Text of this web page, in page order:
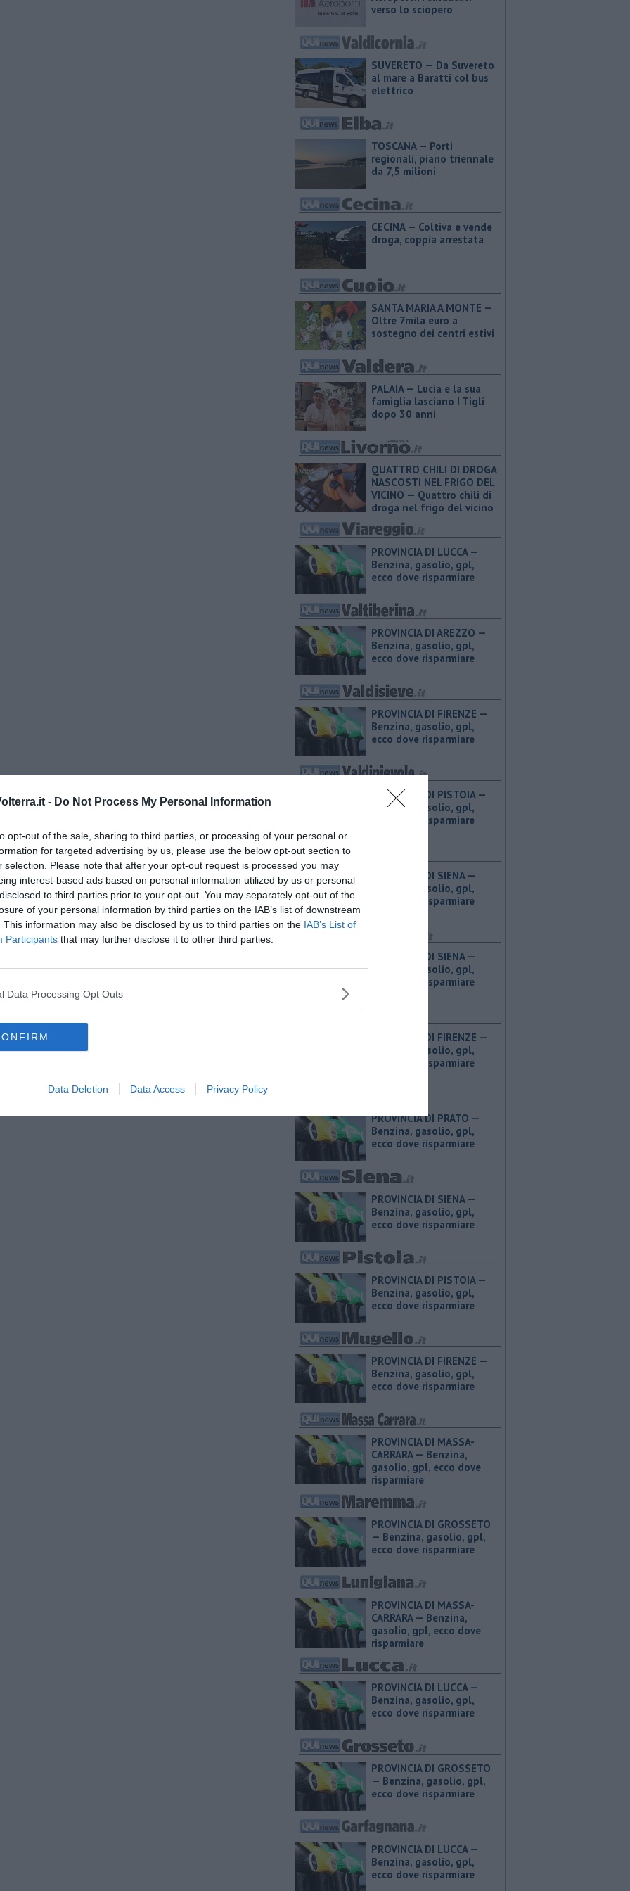
- Do Not Process My Personal Information
opt-out of the sale, sharing to third parties, or processing of your personal or
for targeted advertising by us, please use the below opt-out section to
selection. Please note that after your opt-out request is processed you may
interest-based ads based on personal information utilized by us or personal
to third parties prior to your opt-out. You may separately opt-out of the
of your personal information by third parties on the IAB’s list of downstream
This information may also be disclosed by us to third parties on the IAB’s List of
Participants that may further disclose it to other third parties.
Data Processing Opt Outs
Data Deletion Data Access Privacy Policy
verso lo sciopero
SUVERETO — Da Suvereto
al mare a Baratti col bus
elettrico
TOSCANA — Porti
regionali, piano triennale
da 7,5 milioni
CECINA — Coltiva e vende
droga, coppia arrestata
SANTA MARIA A MONTE —
Oltre 7mila euro a
sostegno dei centri estivi
PALAIA — Lucia e la sua
famiglia lasciano I Tigli
dopo 30 anni
QUATTRO CHILI DI DROGA
NASCOSTI NEL FRIGO DEL
VICINO — Quattro chili di
droga nel frigo del vicino
PROVINCIA DI LUCCA — ​
Benzina, gasolio, gpl,
ecco dove risparmiare
PROVINCIA DI AREZZO — ​
Benzina, gasolio, gpl,
ecco dove risparmiare
PROVINCIA DI FIRENZE — ​
Benzina, gasolio, gpl,
ecco dove risparmiare
PROVINCIA DI PISTOIA — ​
Benzina, gasolio, gpl,
ecco dove risparmiare
PROVINCIA DI SIENA — ​
Benzina, gasolio, gpl,
ecco dove risparmiare
PROVINCIA DI SIENA — ​
Benzina, gasolio, gpl,
ecco dove risparmiare
PROVINCIA DI FIRENZE — ​
Benzina, gasolio, gpl,
ecco dove risparmiare
PROVINCIA DI PRATO — ​
Benzina, gasolio, gpl,
ecco dove risparmiare
PROVINCIA DI SIENA — ​
Benzina, gasolio, gpl,
ecco dove risparmiare
PROVINCIA DI PISTOIA — ​
Benzina, gasolio, gpl,
ecco dove risparmiare
PROVINCIA DI FIRENZE — ​
Benzina, gasolio, gpl,
ecco dove risparmiare
PROVINCIA DI MASSA-
CARRARA — ​Benzina,
gasolio, gpl, ecco dove
risparmiare
PROVINCIA DI GROSSETO
— ​Benzina, gasolio, gpl,
ecco dove risparmiare
PROVINCIA DI MASSA-
CARRARA — ​Benzina,
gasolio, gpl, ecco dove
risparmiare
PROVINCIA DI LUCCA — ​
Benzina, gasolio, gpl,
ecco dove risparmiare
PROVINCIA DI GROSSETO
— ​Benzina, gasolio, gpl,
ecco dove risparmiare
PROVINCIA DI LUCCA — ​
Benzina, gasolio, gpl,
ecco dove risparmiare